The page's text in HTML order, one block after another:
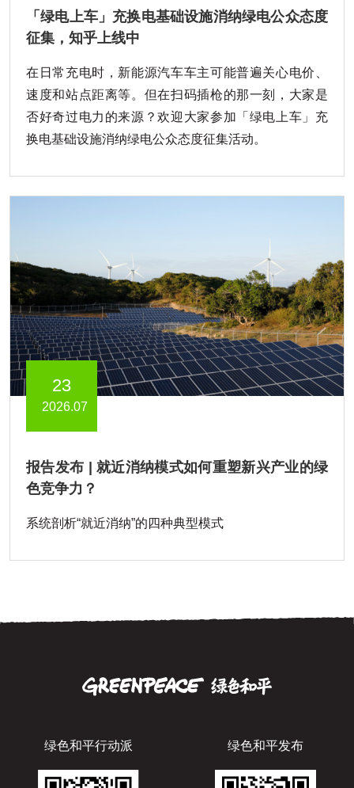
「绿电上车」充换电基础设施消纳绿电公众态度
征集，知乎上线中
在日常充电时，新能源汽车车主可能普遍关心电价、
速度和站点距离等。但在扫码插枪的那一刻，大家是
否好奇过电力的来源？欢迎大家参加「绿电上车」充
换电基础设施消纳绿电公众态度征集活动。
23
2026.07
报告发布 | 就近消纳模式如何重塑新兴产业的绿
色竞争力？
系统剖析“就近消纳”的四种典型模式
绿色和平行动派 绿色和平发布